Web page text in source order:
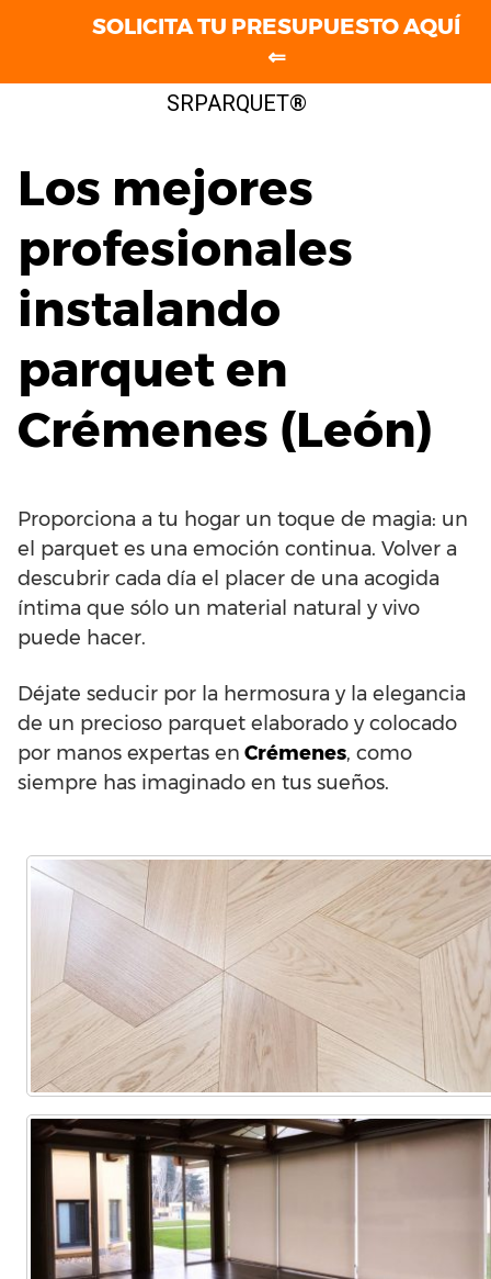
SRPARQUET®
Los mejores
profesionales
instalando
parquet en
Crémenes (León)
Proporciona a tu hogar un toque de magia: un
el parquet es una emoción continua. Volver a
descubrir cada día el placer de una acogida
íntima que sólo un material natural y vivo
puede hacer.
Déjate seducir por la hermosura y la elegancia
de un precioso parquet elaborado y colocado
por manos expertas en Crémenes, como
siempre has imaginado en tus sueños.
SOLICITA TU PRESUPUESTO AQUÍ
⇐